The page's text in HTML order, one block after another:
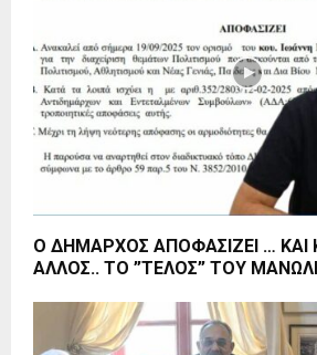
Ο ΔΗΜΑΡΧΟΣ ΑΠΟΦΑΣΙΖΕΙ … ΚΑΙ
ΑΛΛΟΣ.. ΤΟ ”ΤΕΛΟΣ” ΤΟΥ